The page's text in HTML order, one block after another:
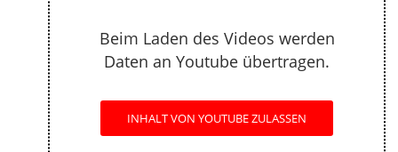
Beim Laden des Videos werden
Daten an Youtube übertragen.
INHALT VON YOUTUBE ZULASSEN